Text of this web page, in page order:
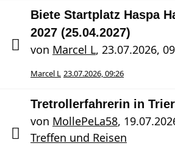
Biete Startplatz Haspa
2027 (25.04.2027)
von Marcel L, 23.07.2026,
Marcel L 23.07.2026, 09:26
Tretrollerfahrerin in Trier
von MollePeLa58,
Treffen und Reisen